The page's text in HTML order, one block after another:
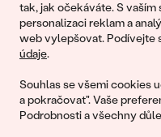
tak, jak očekáváte. S
personalizaci reklam a
web vylepšovat. Podívejte
údaje.
Souhlas se všemi cookies
a pokračovat". Vaše
Podrobnosti a všechny
Nákupní